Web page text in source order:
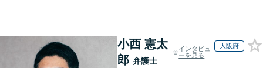
小西 憲太
郎 弁護士
インタビュ
ーを見る
大阪府